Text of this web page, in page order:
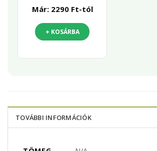
higító
Már: 2290 Ft-tól
+ KOSÁRBA
TOVÁBBI INFORMÁCIÓK